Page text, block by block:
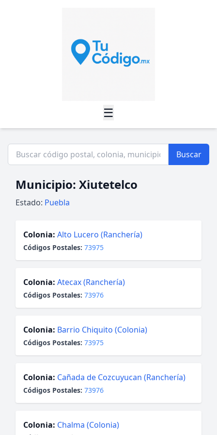
☰
Buscar
Municipio: Xiutetelco
Estado: Puebla
Colonia: Alto Lucero (Ranchería)
Códigos Postales: 73975
Colonia: Atecax (Ranchería)
Códigos Postales: 73976
Colonia: Barrio Chiquito (Colonia)
Códigos Postales: 73975
Colonia: Cañada de Cozcuyucan (Ranchería)
Códigos Postales: 73976
Colonia: Chalma (Colonia)